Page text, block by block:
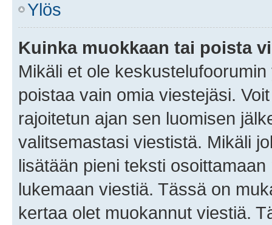
Ylös
Kuinka muokkaan tai poista
Mikäli et ole
poistaa vain omia viestejäsi.
rajoitetun ajan sen luomisen
valitsemastasi viestistä. Mikäli
lisätään pieni teksti
lukemaan viestiä. Tässä on
kertaa olet muokannut viestiä.